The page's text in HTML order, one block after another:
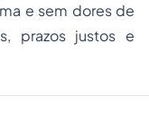
e sem dores de
prazos justos e